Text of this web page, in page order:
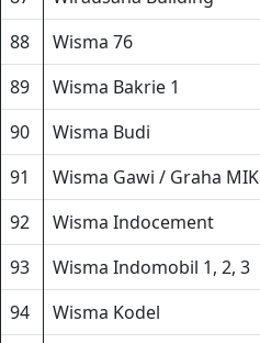
88
Wisma 76
89
Wisma Bakrie 1
90
Wisma Budi
91
Wisma Gawi / Graha MIK
92
Wisma Indocement
93
Wisma Indomobil 1, 2, 3
94
Wisma Kodel